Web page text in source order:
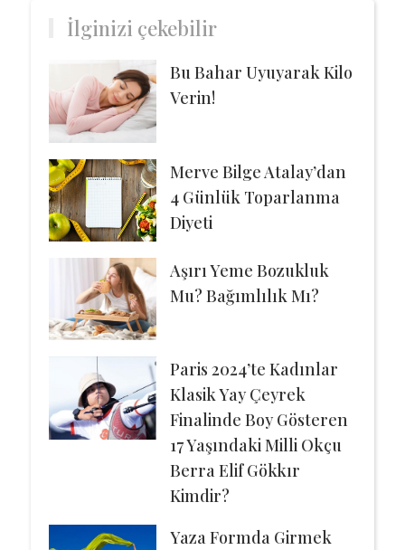
İlginizi çekebilir
Bu Bahar Uyuyarak Kilo
Verin!
Merve Bilge Atalay’dan
4 Günlük Toparlanma
Diyeti
Aşırı Yeme Bozukluk
Mu? Bağımlılık Mı?
Paris 2024’te Kadınlar
Klasik Yay Çeyrek
Finalinde Boy Gösteren
17 Yaşındaki Milli Okçu
Berra Elif Gökkır
Kimdir?
Yaza Formda Girmek